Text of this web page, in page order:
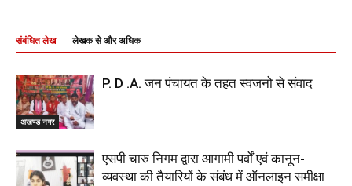
संबंधित लेख लेखक से और अधिक
अखण्ड नगर
P. D .A. जन पंचायत के तहत स्वजनो से संवाद
एसपी चारु निगम द्वारा आगामी पर्वों एवं कानून-
व्यवस्था की तैयारियों के संबंध में ऑनलाइन समीक्षा